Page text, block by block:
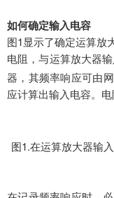
如何确定输入电容
图1显示了确定运算放
电阻，与运算放大器
器，其频率响应可由
应计算出输入电容。
图1.在运算放大器输